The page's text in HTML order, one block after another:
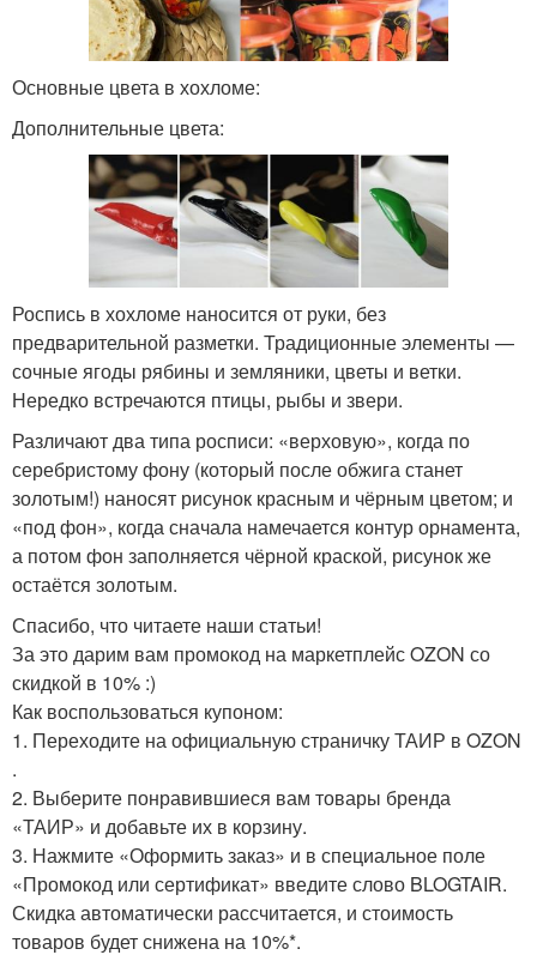
Основные цвета в хохломе:
Дополнительные цвета:
Роспись в хохломе наносится от руки, без
предварительной разметки. Традиционные элементы —
сочные ягоды рябины и земляники, цветы и ветки.
Нередко встречаются птицы, рыбы и звери.
Различают два типа росписи: «верховую», когда по
серебристому фону (который после обжига станет
золотым!) наносят рисунок красным и чёрным цветом; и
«под фон», когда сначала намечается контур орнамента,
а потом фон заполняется чёрной краской, рисунок же
остаётся золотым.
Спасибо, что читаете наши статьи!
За это дарим вам промокод на маркетплейс OZON со
скидкой в 10% :)
Как воспользоваться купоном:
1. Переходите на официальную страничку ТАИР в OZON
.
2. Выберите понравившиеся вам товары бренда
«ТАИР»‎ и добавьте их в корзину.
3. Нажмите «Оформить заказ» и в специальное поле
«Промокод или сертификат» введите слово BLOGTAIR.
Скидка автоматически рассчитается, и стоимость
товаров будет снижена на 10%*.